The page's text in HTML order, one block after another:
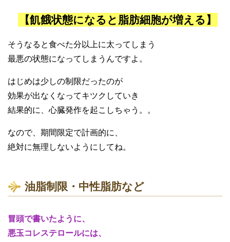
【飢餓状態になると脂肪細胞が増える】
そうなると食べた分以上に太ってしまう
最悪の状態になってしまうんですよ。
はじめは少しの制限だったのが
効果が出なくなってキツクしていき
結果的に、心臓発作を起こしちゃう。。
なので、期間限定で計画的に、
絶対に無理しないようにしてね。
油脂制限・中性脂肪など
冒頭で書いたように、
悪玉コレステロールには、